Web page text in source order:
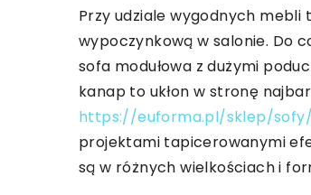
Przy udziale wygodnych
wypoczynkową w salonie. Do
sofa modułowa z dużymi
kanap to ukłon w stronę
https://euforma.pl/sklep/
projektami tapicerowanymi
są w różnych wielkościach i